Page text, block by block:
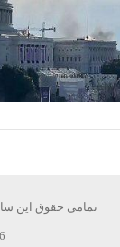
تمامی حقوق این